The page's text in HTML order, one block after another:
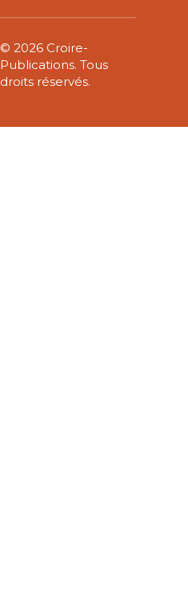
© 2026 Croire-
Publications. Tous
droits réservés.